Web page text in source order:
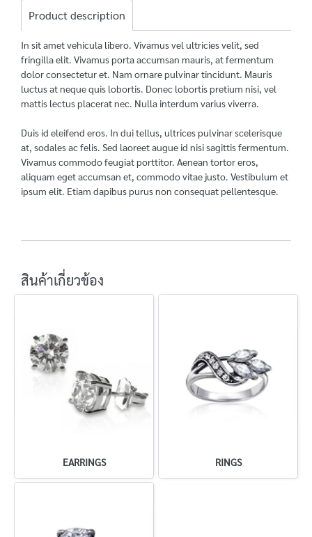
Product description
In sit amet vehicula libero. Vivamus vel ultricies velit, sed
fringilla elit. Vivamus porta accumsan mauris, at fermentum
dolor consectetur et. Nam ornare pulvinar tincidunt. Mauris
luctus at neque quis lobortis. Donec lobortis pretium nisi, vel
mattis lectus placerat nec. Nulla interdum varius viverra.
Duis id eleifend eros. In dui tellus, ultrices pulvinar scelerisque
at, sodales ac felis. Sed laoreet augue id nisi sagittis fermentum.
Vivamus commodo feugiat porttitor. Aenean tortor eros,
aliquam eget accumsan et, commodo vitae justo. Vestibulum et
ipsum elit. Etiam dapibus purus non consequat pellentesque.
สินค้าเกี่ยวข้อง
EARRINGS RINGS